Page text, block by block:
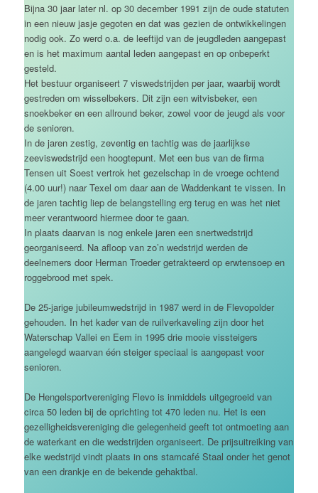
Bijna 30 jaar later nl. op 30 december 1991 zijn de oude statuten
in een nieuw jasje gegoten en dat was gezien de ontwikkelingen
nodig ook. Zo werd o.a. de leeftijd van de jeugdleden aangepast
en is het maximum aantal leden aangepast en op onbeperkt
gesteld.
Het bestuur organiseert 7 viswedstrijden per jaar, waarbij wordt
gestreden om wisselbekers. Dit zijn een witvisbeker, een
snoekbeker en een allround beker, zowel voor de jeugd als voor
de senioren.
In de jaren zestig, zeventig en tachtig was de jaarlijkse
zeeviswedstrijd een hoogtepunt. Met een bus van de firma
Tensen uit Soest vertrok het gezelschap in de vroege ochtend
(4.00 uur!) naar Texel om daar aan de Waddenkant te vissen. In
de jaren tachtig liep de belangstelling erg terug en was het niet
meer verantwoord hiermee door te gaan.
In plaats daarvan is nog enkele jaren een snertwedstrijd
georganiseerd. Na afloop van zo’n wedstrijd werden de
deelnemers door Herman Troeder getrakteerd op erwtensoep en
roggebrood met spek.
De 25-jarige jubileumwedstrijd in 1987 werd in de Flevopolder
gehouden. In het kader van de ruilverkaveling zijn door het
Waterschap Vallei en Eem in 1995 drie mooie vissteigers
aangelegd waarvan één steiger speciaal is aangepast voor
senioren.
De Hengelsportvereniging Flevo is inmiddels uitgegroeid van
circa 50 leden bij de oprichting tot 470 leden nu. Het is een
gezelligheidsvereniging die gelegenheid geeft tot ontmoeting aan
de waterkant en die wedstrijden organiseert. De prijsuitreiking van
elke wedstrijd vindt plaats in ons stamcafé Staal onder het genot
van een drankje en de bekende gehaktbal.